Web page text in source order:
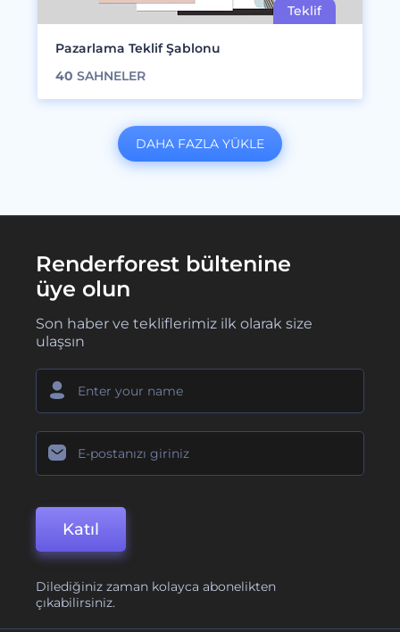
Pazarlama Teklif Şablonu
40 SAHNELER
DAHA FAZLA YÜKLE
Renderforest bültenine
üye olun
Son haber ve tekliflerimiz ilk olarak size
ulaşsın
Katıl
Dilediğiniz zaman kolayca abonelikten
çıkabilirsiniz.